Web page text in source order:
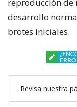
desarrollo
brotes iniciales.
Revisa nuestra